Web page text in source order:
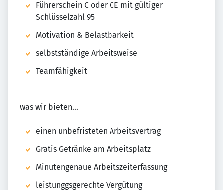
Führerschein C oder CE mit gültiger
Schlüsselzahl 95
Motivation & Belastbarkeit
selbstständige Arbeitsweise
Teamfähigkeit
was wir bieten...
einen unbefristeten Arbeitsvertrag
Gratis Getränke am Arbeitsplatz
Minutengenaue Arbeitszeiterfassung
leistunggsgerechte Vergütung